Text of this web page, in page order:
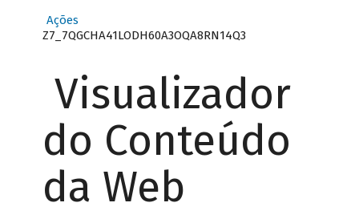
Ações
Z7_7QGCHA41LODH60A3OQA8RN14Q3
Visualizador
do Conteúdo
da Web